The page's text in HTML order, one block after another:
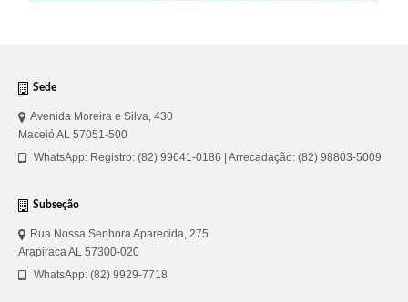
Sede
Avenida Moreira e Silva, 430
Maceió AL 57051-500
WhatsApp: Registro: (82) 99641-0186 | Arrecadação: (82) 98803-5009
Subseção
Rua Nossa Senhora Aparecida, 275
Arapiraca AL 57300-020
WhatsApp: (82) 9929-7718